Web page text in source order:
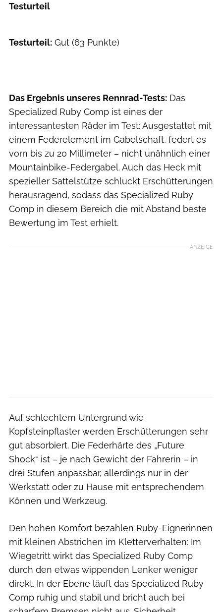
Testurteil
Testurteil: Gut (63 Punkte)
Das Ergebnis unseres Rennrad-Tests: Das
Specialized Ruby Comp ist eines der
interessantesten Räder im Test: Ausgestattet mit
einem Federelement im Gabelschaft, federt es
vorn bis zu 20 Millimeter – nicht unähnlich einer
Mountainbike-Federgabel. Auch das Heck mit
spezieller Sattelstütze schluckt Erschütterungen
herausragend, sodass das Specialized Ruby
Comp in diesem Bereich die mit Abstand beste
Bewertung im Test erhielt.
ANZEIGE
Auf schlechtem Untergrund wie
Kopfsteinpflaster werden Erschütterungen sehr
gut absorbiert. Die Federhärte des „Future
Shock“ ist – je nach Gewicht der Fahrerin – in
drei Stufen anpassbar, allerdings nur in der
Werkstatt oder zu Hause mit entsprechendem
Können und Werkzeug.
Den hohen Komfort bezahlen Ruby-Eignerinnen
mit kleinen Abstrichen im Kletterverhalten: Im
Wiegetritt wirkt das Specialized Ruby Comp
durch den etwas wippenden Lenker weniger
direkt. In der Ebene läuft das Specialized Ruby
Comp ruhig und stabil und bricht auch bei